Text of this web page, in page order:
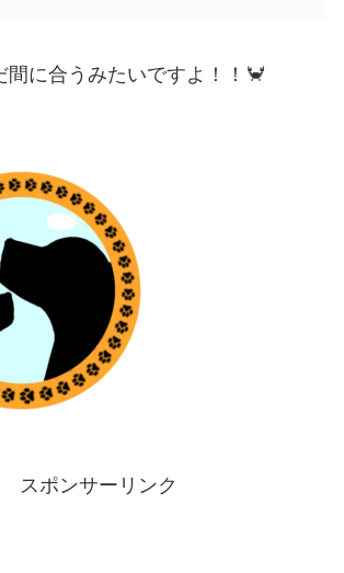
間に合うみたいですよ！！🦀
スポンサーリンク